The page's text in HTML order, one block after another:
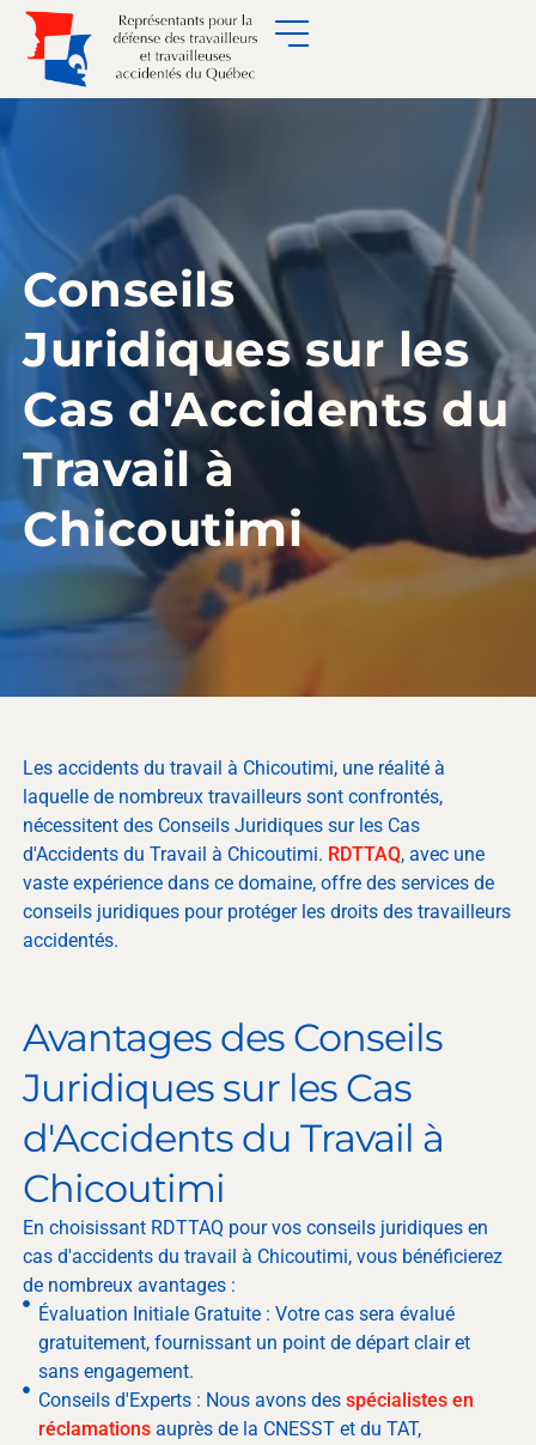
Conseils
Juridiques sur les
Cas d'Accidents du
Travail à
Chicoutimi
Les accidents du travail à Chicoutimi, une réalité à
laquelle de nombreux travailleurs sont confrontés,
nécessitent des Conseils Juridiques sur les Cas
d'Accidents du Travail à Chicoutimi. RDTTAQ, avec une
vaste expérience dans ce domaine, offre des services de
conseils juridiques pour protéger les droits des travailleurs
accidentés.
Avantages des Conseils
Juridiques sur les Cas
d'Accidents du Travail à
Chicoutimi
En choisissant RDTTAQ pour vos conseils juridiques en
cas d'accidents du travail à Chicoutimi, vous bénéficierez
de nombreux avantages :
Évaluation Initiale Gratuite : Votre cas sera évalué
gratuitement, fournissant un point de départ clair et
sans engagement.
Conseils d'Experts : Nous avons des spécialistes en
réclamationsauprès de la CNESST et du TAT,